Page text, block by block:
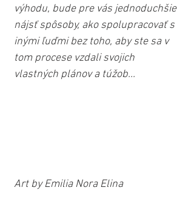
výhodu, bude pre vás jednoduchšie
nájsť spôsoby, ako spolupracovať s
inými ľuďmi bez toho, aby ste sa v
tom procese vzdali svojich
vlastných plánov a túžob...
Art by Emilia Nora Elina